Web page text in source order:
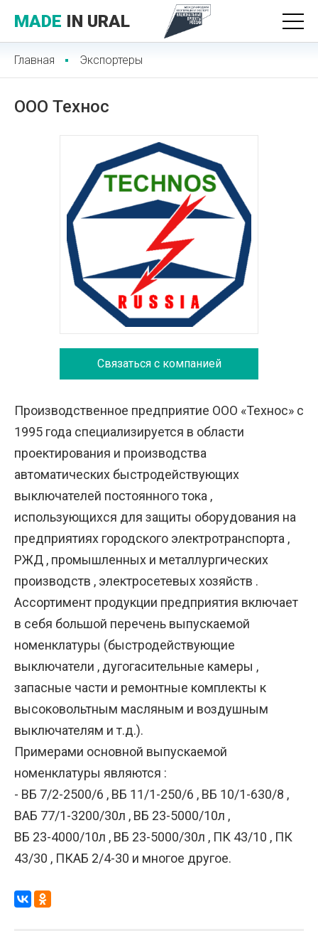
MADE IN URAL
Главная Экспортеры
ООО Технос
Связаться с компанией
Производственное предприятие ООО «Технос» с
1995 года специализируется в области
проектирования и производства
автоматических быстродействующих
выключателей постоянного тока ,
использующихся для защиты оборудования на
предприятиях городского электротранспорта ,
РЖД , промышленных и металлургических
производств , электросетевых хозяйств .
Ассортимент продукции предприятия включает
в себя большой перечень выпускаемой
номенклатуры (быстродействующие
выключатели , дугогасительные камеры ,
запасные части и ремонтные комплекты к
высоковольтным масляным и воздушным
выключателям и т.д.).
Примерами основной выпускаемой
номенклатуры являются :
- ВБ 7/2-2500/6 , ВБ 11/1-250/6 , ВБ 10/1-630/8 ,
ВАБ 77/1-3200/30л , ВБ 23-5000/10л ,
ВБ 23-4000/10л , ВБ 23-5000/30л , ПК 43/10 , ПК
43/30 , ПКАБ 2/4-30 и многое другое.